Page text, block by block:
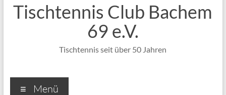
Tischtennis Club Bachem
69 e.V.
Tischtennis seit über 50 Jahren
Menü